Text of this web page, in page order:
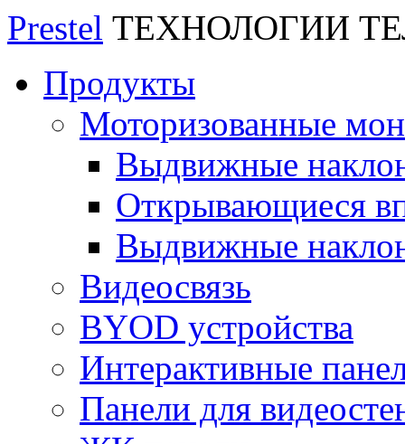
Prestel ТЕХНОЛОГИИ
Продукты
Моторизованные
Выдвижные
Открывающиеся
Выдвижные
Видеосвязь
BYOD устройства
Интерактивные
Панели для